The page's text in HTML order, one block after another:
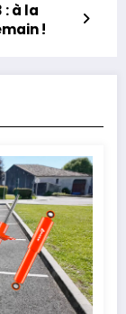
: à la
!